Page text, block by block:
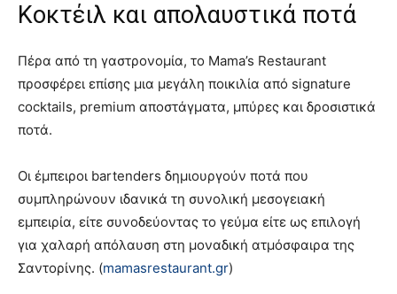
Κοκτέιλ και απολαυστικά ποτά
Πέρα από τη γαστρονομία, το Mama’s Restaurant
προσφέρει επίσης μια μεγάλη ποικιλία από signature
cocktails, premium αποστάγματα, μπύρες και δροσιστικά
ποτά.
Οι έμπειροι bartenders δημιουργούν ποτά που
συμπληρώνουν ιδανικά τη συνολική μεσογειακή
εμπειρία, είτε συνοδεύοντας το γεύμα είτε ως επιλογή
για χαλαρή απόλαυση στη μοναδική ατμόσφαιρα της
Σαντορίνης. (mamasrestaurant.gr)